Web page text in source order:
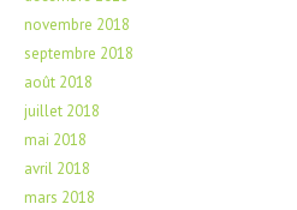
novembre 2018
septembre 2018
août 2018
juillet 2018
mai 2018
avril 2018
mars 2018